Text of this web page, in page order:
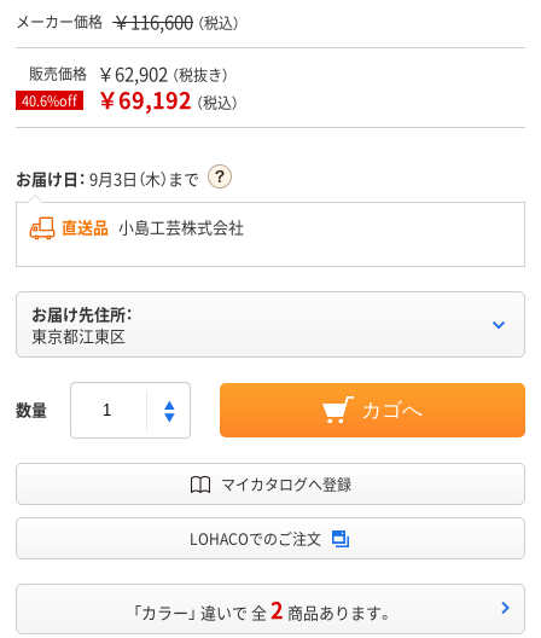
メーカー価格 ￥116,600 （税込）
販売価格 ￥62,902 （税抜き）
40.6%off ￥69,192 （税込）
お届け日： 9月3日（木）まで
直送品 小島工芸株式会社
お届け先住所：
東京都江東区
数量 カゴへ
マイカタログへ登録
LOHACOでのご注文
「カラー」 違いで 全2 商品あります。